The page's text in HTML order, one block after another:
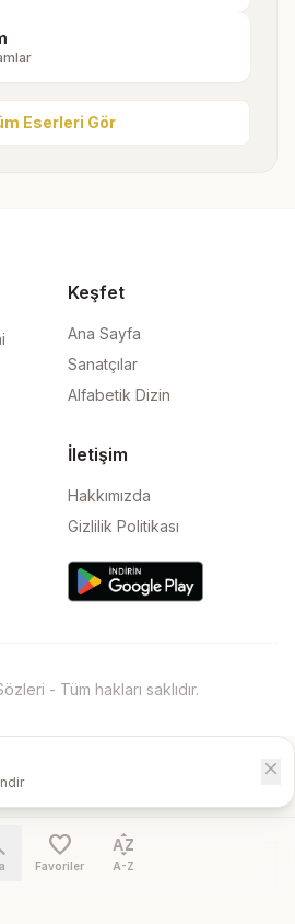
Eserleri Gör
Keşfet
Ana Sayfa
Sanatçılar
Alfabetik Dizin
İletişim
Hakkımızda
Gizlilik Politikası
- Tüm hakları saklıdır.
close
favorite
Favoriler
sort_by_alpha
A-Z